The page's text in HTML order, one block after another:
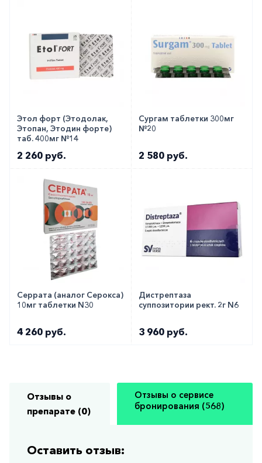
Этол форт (Этодолак,
Этопан, Этодин форте)
таб. 400мг №14
2 260 руб.
Сургам таблетки 300мг
№20
2 580 руб.
Серрата (аналог Серокса)
10мг таблетки N30
4 260 руб.
Дистрептаза
суппозитории рект. 2г N6
3 960 руб.
Отзывы о
препарате (0)
Отзывы о сервисе
бронирования (568)
Оставить отзыв: